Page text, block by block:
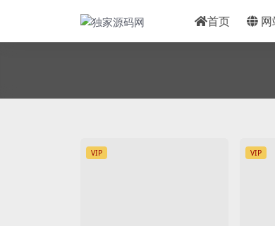
首页
VIP VIP